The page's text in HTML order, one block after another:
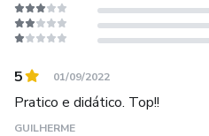
5 01/09/2022
Pratico e didático. Top!!
GUILHERME